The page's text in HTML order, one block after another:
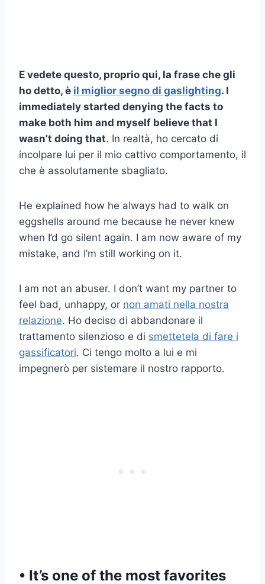
E vedete questo, proprio qui, la frase che gli
ho detto, è il miglior segno di gaslighting. I
immediately started denying the facts to
make both him and myself believe that I
wasn’t doing that. In realtà, ho cercato di
incolpare lui per il mio cattivo comportamento, il
che è assolutamente sbagliato.
He explained how he always had to walk on
eggshells around me because he never knew
when I’d go silent again. I am now aware of my
mistake, and I’m still working on it.
I am not an abuser. I don’t want my partner to
feel bad, unhappy, or non amati nella nostra
relazione. Ho deciso di abbandonare il
trattamento silenzioso e di smettetela di fare i
gassificatori. Ci tengo molto a lui e mi
impegnerò per sistemare il nostro rapporto.
• It’s one of the most favorites